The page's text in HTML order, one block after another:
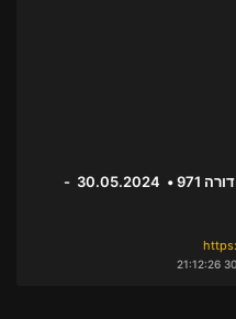
עוד ליצן רפואי • מהדורה 971 • 30.05.2024 -